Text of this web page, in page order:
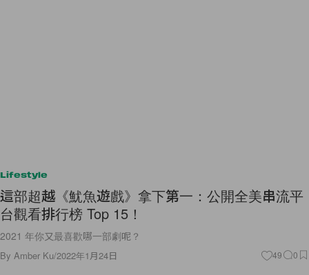
Lifestyle
這部超越《魷魚遊戲》拿下第一：公開全美串流平
台觀看排行榜 Top 15！
2021 年你又最喜歡哪一部劇呢？
By Amber Ku/2022年1月24日 49 0